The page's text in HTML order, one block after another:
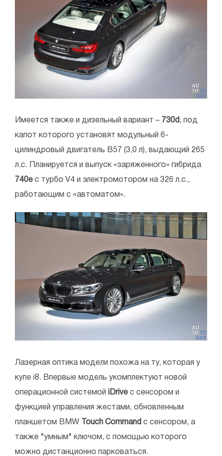
Имеется также и дизельный вариант – 730d , под
капот которого установят модульный 6-
цилиндровый двигатель B57 (3,0 л), выдающий 265
л.с. Планируется и выпуск «заряженного» гибрида
740e с турбо V4 и электромотором на 326 л.с.,
работающим с «автоматом».
Лазерная оптика модели похожа на ту, которая у
купе i8. Впервые модель укомплектуют новой
операционной системой iDrive с сенсором и
функцией управления жестами, обновленным
планшетом BMW Touch Command с сенсором, а
также "умным" ключом, с помощью которого
можно дистанционно парковаться.